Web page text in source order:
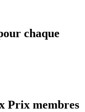
chaque
Prix membres